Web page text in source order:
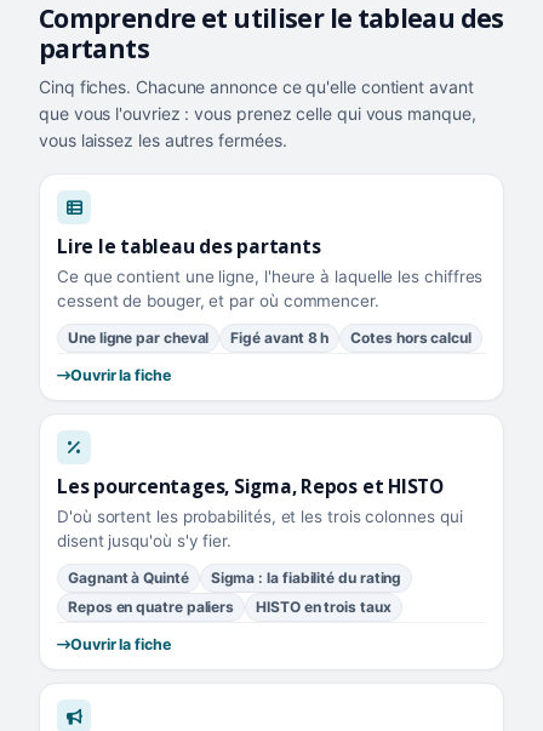
Comprendre et utiliser le tableau des
partants
Cinq fiches. Chacune annonce ce qu'elle contient avant
que vous l'ouvriez : vous prenez celle qui vous manque,
vous laissez les autres fermées.
Lire le tableau des partants
Ce que contient une ligne, l'heure à laquelle les chiffres
cessent de bouger, et par où commencer.
Une ligne par cheval Figé avant 8 h Cotes hors calcul
Ouvrir la fiche
Les pourcentages, Sigma, Repos et HISTO
D'où sortent les probabilités, et les trois colonnes qui
disent jusqu'où s'y fier.
Gagnant à Quinté
Sigma : la fiabilité du rating
Repos en quatre paliers
HISTO en trois taux
Ouvrir la fiche